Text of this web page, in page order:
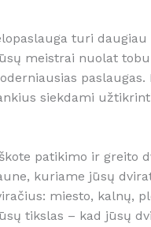
turi
meistrai nuolat
siekdami
patikimo ir greito
kuriame jūsų
miesto, kalnų,
tikslas – kad jūsų